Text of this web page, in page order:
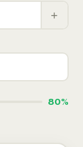
+
80%